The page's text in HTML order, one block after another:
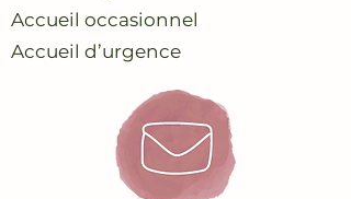
Accueil occasionnel
Accueil d’urgence